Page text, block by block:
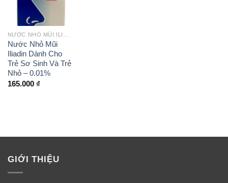
NƯỚC NHỎ MŨI ILIADIN
Nước Nhỏ Mũi
Iliadin Dành Cho
Trẻ Sơ Sinh Và Trẻ
Nhỏ – 0.01%
165.000 ₫
GIỚI THIỆU